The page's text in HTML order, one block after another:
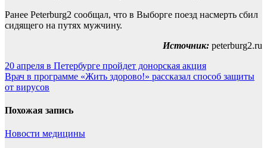
Ранее Peterburg2 сообщал, что в Выборге поезд насмерть сбил
сидящего на путях мужчину.
Источник: peterburg2.ru
Навигация
по
20 апреля в Петербурге пройдет донорская акция
Врач в программе «Жить здорово!» рассказал способ защиты
от вирусов
Похожая запись
Новости медицины